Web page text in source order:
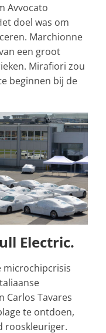
Avvocato
doel was om
Marchionne
een groot
Mirafiori zou
beginnen bij de
Electric.
microchipcrisis
Carlos Tavares
te ontdoen,
rooskleuriger.